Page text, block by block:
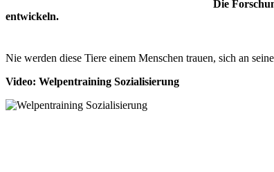
Die
entwickeln.
Nie werden diese Tiere einem Menschen trauen, sich an
Video: Welpentraining Sozialisierung